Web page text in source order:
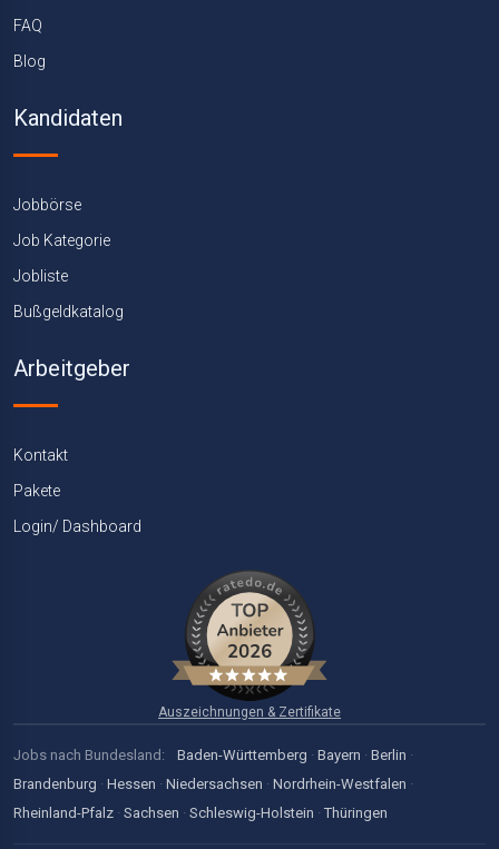
FAQ
Blog
Kandidaten
Jobbörse
Job Kategorie
Jobliste
Bußgeldkatalog
Arbeitgeber
Kontakt
Pakete
Login/ Dashboard
Auszeichnungen & Zertifikate
Jobs nach Bundesland: Baden-Württemberg · Bayern · Berlin ·
Brandenburg · Hessen · Niedersachsen · Nordrhein-Westfalen ·
Rheinland-Pfalz · Sachsen · Schleswig-Holstein · Thüringen